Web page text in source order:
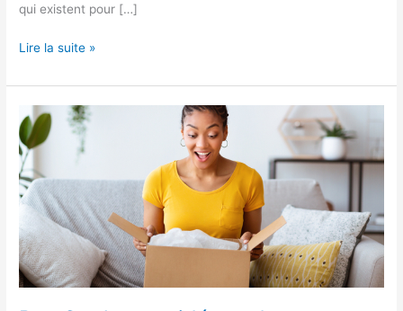
qui existent pour […]
Comment
de
l’argent
en
faisant
ses
courses
?
Lire la suite »